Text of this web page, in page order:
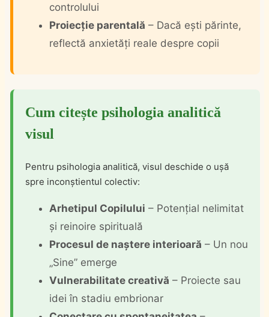
controlului
Proiecție parentală – Dacă ești părinte,
reflectă anxietăți reale despre copii
Cum citește psihologia analitică
visul
Pentru psihologia analitică, visul deschide o ușă
spre inconștientul colectiv:
Arhetipul Copilului – Potențial nelimitat
și reinoire spirituală
Procesul de naștere interioară – Un nou
„Sine” emerge
Vulnerabilitate creativă – Proiecte sau
idei în stadiu embrionar